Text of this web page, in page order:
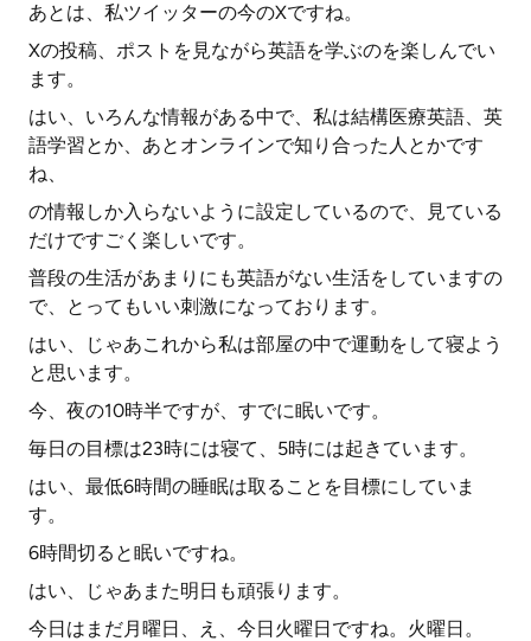
あとは、私ツイッターの今のXですね。
Xの投稿、ポストを見ながら英語を学ぶのを楽しんでい
ます。
はい、いろんな情報がある中で、私は結構医療英語、英
語学習とか、あとオンラインで知り合った人とかです
ね、
の情報しか入らないように設定しているので、見ている
だけですごく楽しいです。
普段の生活があまりにも英語がない生活をしていますの
で、とってもいい刺激になっております。
はい、じゃあこれから私は部屋の中で運動をして寝よう
と思います。
今、夜の10時半ですが、すでに眠いです。
毎日の目標は23時には寝て、5時には起きています。
はい、最低6時間の睡眠は取ることを目標にしていま
す。
6時間切ると眠いですね。
はい、じゃあまた明日も頑張ります。
今日はまだ月曜日、え、今日火曜日ですね。火曜日。